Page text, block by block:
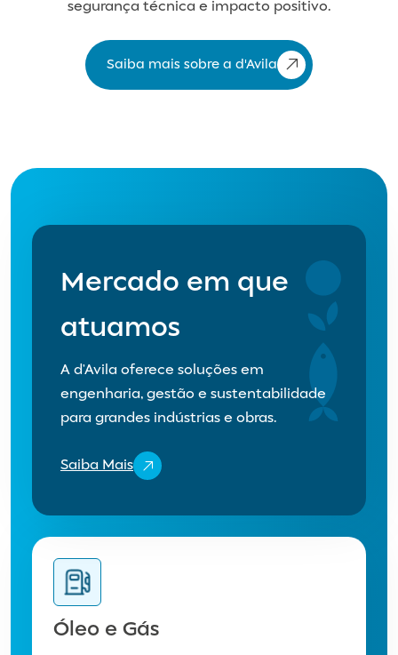
segurança técnica e impacto positivo.
Saiba mais sobre a d'Avila
Mercado em que
atuamos
A d’Avila oferece soluções em
engenharia, gestão e sustentabilidade
para grandes indústrias e obras.
Saiba Mais
Óleo e Gás